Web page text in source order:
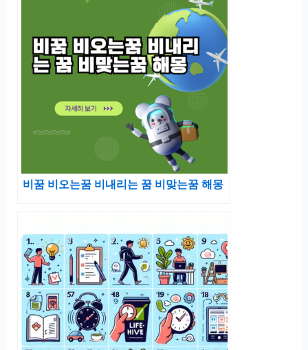
비꿈 비오는꿈 비내리는 꿈 비맞는꿈 해몽